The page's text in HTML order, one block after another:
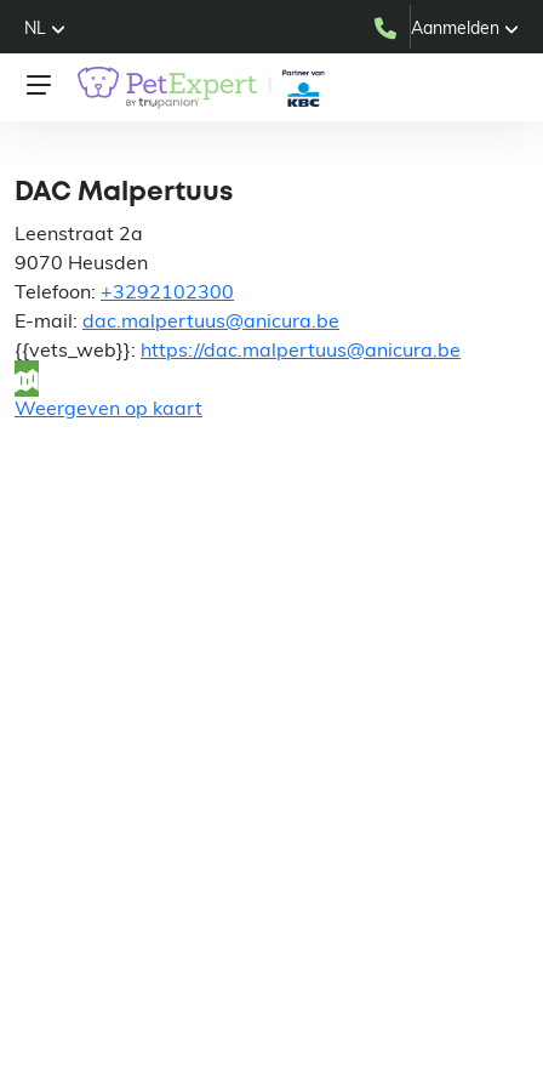
NL Aanmelden
DAC Malpertuus
Leenstraat 2a
9070 Heusden
Telefoon: +3292102300
E-mail: dac.malpertuus@anicura.be
{{vets_web}}: https://dac.malpertuus@anicura.be
Weergeven op kaart